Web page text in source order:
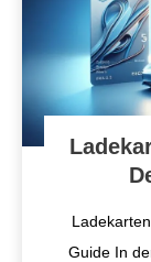
Guide In